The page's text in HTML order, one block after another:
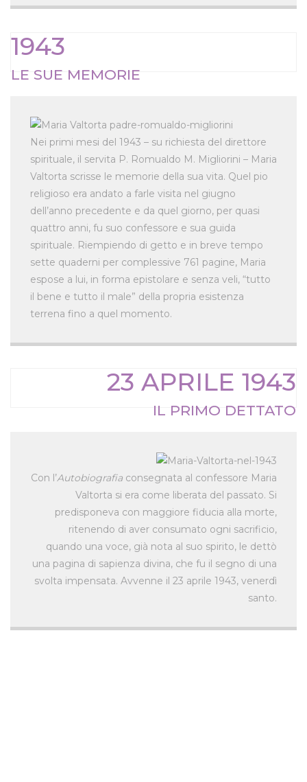
1943
LE SUE MEMORIE
Nei primi mesi del 1943 – su richiesta del direttore
spirituale, il servita P. Romualdo M. Migliorini – Maria
Valtorta scrisse le memorie della sua vita. Quel pio
religioso era andato a farle visita nel giugno
dell’anno precedente e da quel giorno, per quasi
quattro anni, fu suo confessore e sua guida
spirituale. Riempiendo di getto e in breve tempo
sette quaderni per complessive 761 pagine, Maria
espose a lui, in forma epistolare e senza veli, “tutto
il bene e tutto il male” della propria esistenza
terrena fino a quel momento.
23 APRILE 1943
IL PRIMO DETTATO
Con l’Autobiografia consegnata al confessore Maria
Valtorta si era come liberata del passato. Si
predisponeva con maggiore fiducia alla morte,
ritenendo di aver consumato ogni sacrificio,
quando una voce, già nota al suo spirito, le dettò
una pagina di sapienza divina, che fu il segno di una
svolta impensata. Avvenne il 23 aprile 1943, venerdì
santo.